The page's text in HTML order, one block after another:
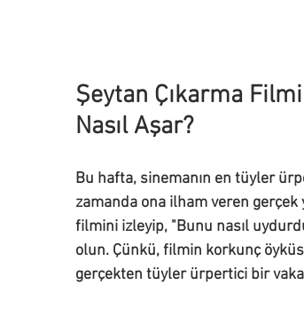
Şeytan Çıkarma
Nasıl Aşar?
Bu hafta, sinemanın en tüyler
zamanda ona ilham veren
filmini izleyip, "Bunu nasıl
olun. Çünkü, filmin korkunç
gerçekten tüyler ürpertici bir